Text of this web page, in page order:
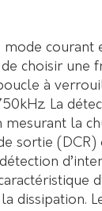
mode courant
choisir une
à
La
mesurant la
sortie
dissipation.